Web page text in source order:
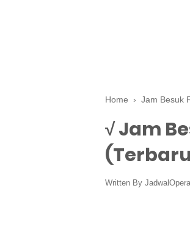
Home › Jam Besuk
√ Jam
Written By